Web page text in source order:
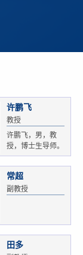
许鹏飞
教授
许鹏飞，男，教
授，博士生导师。
获...
常超
副教授
田多